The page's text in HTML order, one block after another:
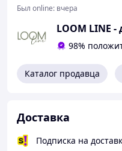
Был online: вчера
98%
Каталог продавца
Доставка
Подписка на